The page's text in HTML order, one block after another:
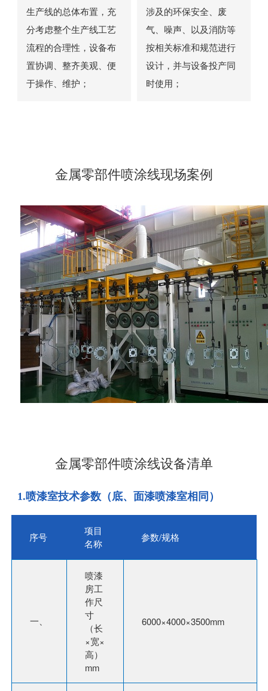
生产线的总体布置，充
分考虑整个生产线工艺
流程的合理性，设备布
置协调、整齐美观、便
于操作、维护；
涉及的环保安全、废
气、噪声、以及消防等
按相关标准和规范进行
设计，并与设备投产同
时使用；
金属零部件喷涂线现场案例
金属零部件喷涂线设备清单
1.喷漆室技术参数（底、面漆喷漆室相同）
序号
项目
名称
参数/规格
一、
喷漆
房工
作尺
寸
（长
×宽×
高）
mm
6000×4000×3500mm